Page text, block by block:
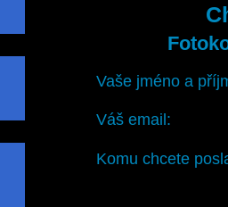
Vaše jméno a
Váš email:
Komu chcete